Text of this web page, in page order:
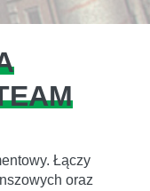
Łączy
oraz